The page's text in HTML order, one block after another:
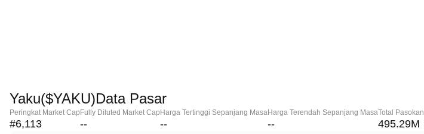
Yaku($YAKU)Data Pasar
Peringkat Market Cap
#6,113
Fully Diluted Market Cap
--
Harga Tertinggi Sepanjang Masa
--
Harga Terendah Sepanjang Masa
--
Total Pasokan
495.29M